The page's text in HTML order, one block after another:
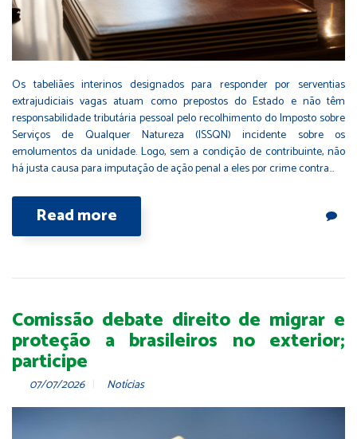
Os tabeliães interinos designados para responder por serventias
extrajudiciais vagas atuam como prepostos do Estado e não têm
responsabilidade tributária pessoal pelo recolhimento do Imposto sobre
Serviços de Qualquer Natureza (ISSQN) incidente sobre os
emolumentos da unidade. Logo, sem a condição de contribuinte, não
há justa causa para imputação de ação penal a eles por crime contra…
Read more
Comissão debate direito de migrar e
proteção a brasileiros no exterior;
participe
07/07/2026 Notícias